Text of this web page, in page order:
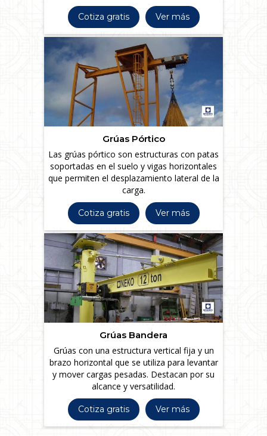
Cotiza gratis Ver más
Grúas Pórtico
Las grúas pórtico son estructuras con patas
soportadas en el suelo y vigas horizontales
que permiten el desplazamiento lateral de la
carga.
Cotiza gratis Ver más
Grúas Bandera
Grúas con una estructura vertical fija y un
brazo horizontal que se utiliza para levantar
y mover cargas pesadas. Destacan por su
alcance y versatilidad.
Cotiza gratis Ver más